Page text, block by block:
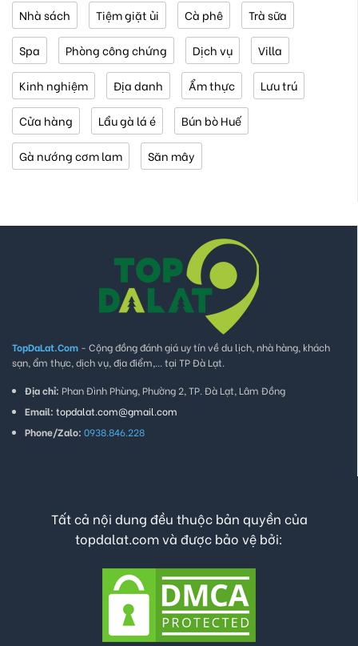
Nhà sách Tiệm giặt ủi Cà phê Trà sữa
Spa Phòng công chứng Dịch vụ Villa
Kinh nghiệm Địa danh Ẩm thực Lưu trú
Cửa hàng Lẩu gà lá é Bún bò Huế
Gà nướng cơm lam Săn mây
TopDaLat.Com - Cộng đồng đánh giá uy tín về du lịch, nhà hàng, khách
sạn, ẩm thực, dịch vụ, địa điểm,... tại TP Đà Lạt.
Địa chỉ: Phan Đình Phùng, Phường 2, TP. Đà Lạt, Lâm Đồng
Email: topdalat.com@gmail.com
Phone/Zalo: 0938.846.228
Tất cả nội dung đều thuộc bản quyền của
topdalat.com và được bảo vệ bởi: